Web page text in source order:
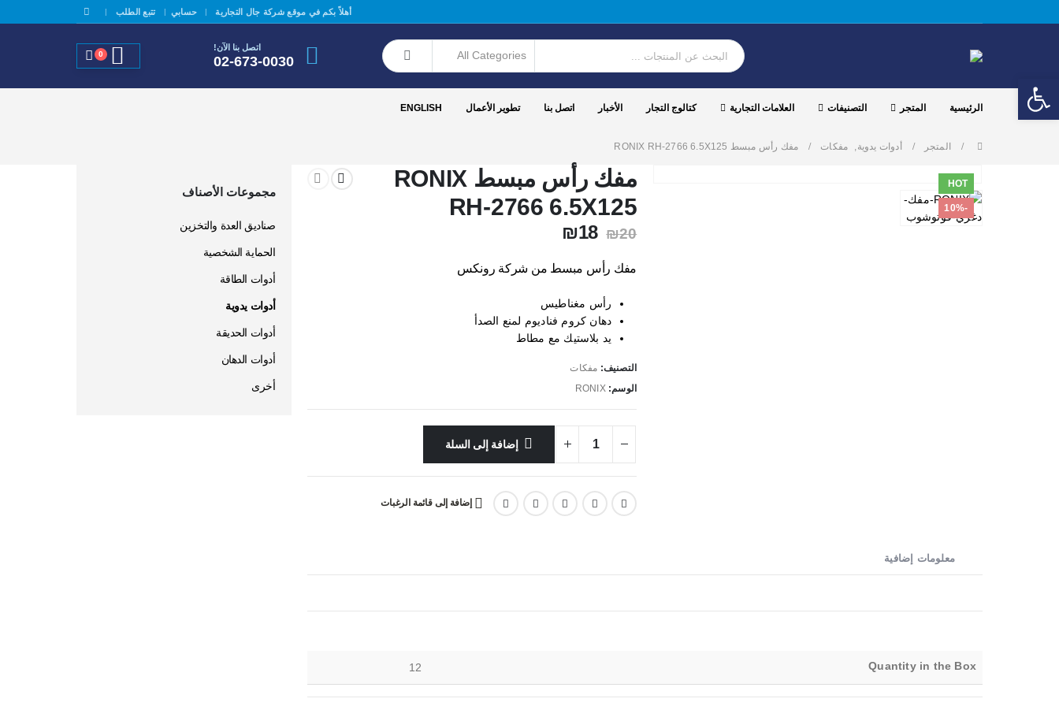
أهلاً بكم في موقع شركة جال التجارية | حسابي تتبع الطلب |
اتصل بنا الآن!
02-673-0030
0
الرئيسية المتجر التصنيفات العلامات التجارية كتالوج التجار الأخبار اتصل بنا تطوير الأعمال ENGLISH
المتجر أدوات يدوية, مفكات مفك رأس مبسط RONIX RH-2766 6.5X125
HOT
-10%
مفك رأس مبسط RONIX
RH-2766 6.5X125
₪20
السعر
هو:
₪18
هو:
مفك رأس مبسط من شركة رونكس
رأس مغناطيس
دهان كروم فناديوم لمنع الصدأ
يد بلاستيك مع مطاط
التصنيف: مفكات
الوسم:RONIX
إضافة إلى السلة
إضافة إلى قائمة الرغبات
معلومات إضافية
Quantity in the Box
12
مجموعات الأصناف
صناديق العدة والتخزين
الحماية الشخصية
أدوات الطاقة
أدوات يدوية
أدوات الحديقة
أدوات الدهان
أخرى
Open toolbar